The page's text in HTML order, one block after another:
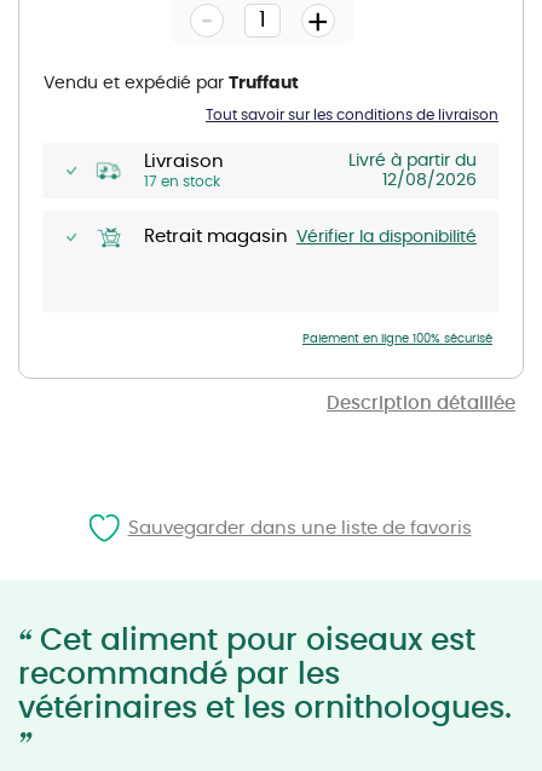
Description détaillée
gallery
Livraison
17 en stock
Livré à partir du
12/08/2026
Retrait magasin Vérifier la disponibilité
- +
Tout savoir sur les conditions de livraison
Vendu et expédié par Truffaut
Paiement en ligne 100% sécurisé
“ Cet aliment pour oiseaux est
recommandé par les
vétérinaires et les ornithologues.
”
Sauvegarder dans une liste de favoris